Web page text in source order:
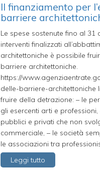
Il finanziamento per
barriere
Le spese sostenute fino al 31
interventi finalizzati
architettoniche è possibile
barriere architettoniche.
https://
delle-barriere-architettoniche
fruire della detrazione: – le
gli esercenti arti e professioni,
pubblici e privati che non
commerciale, – le società
le associazioni tra
Leggi tutto